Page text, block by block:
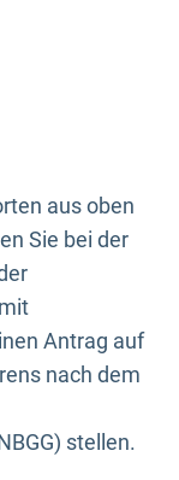
aus oben
Sie bei der
Antrag auf
nach dem
stellen.